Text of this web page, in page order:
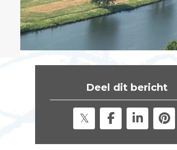
Deel dit bericht